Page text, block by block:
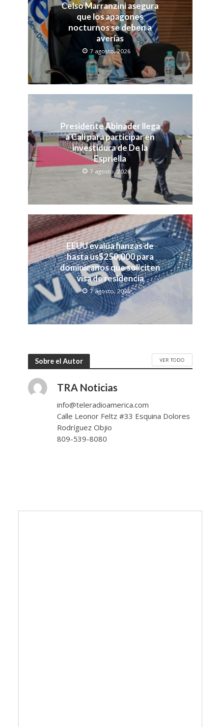
Celso Marranzini asegura
que los apagones
nocturnos se deben a
averías
7 agosto, 2026
Presidente Abinader llega
a Cali para participar en
investidura de De la
Espriella
7 agosto, 2026
EEUU evalúa fianzas de
hasta us$250,000 para
dominicanos que soliciten
visa de residencia
7 agosto, 2026
Sobre el Autor VER TODO
TRA Noticias
info@teleradioamerica.com
Calle Leonor Feltz #33 Esquina Dolores
Rodríguez Objio
809-539-8080